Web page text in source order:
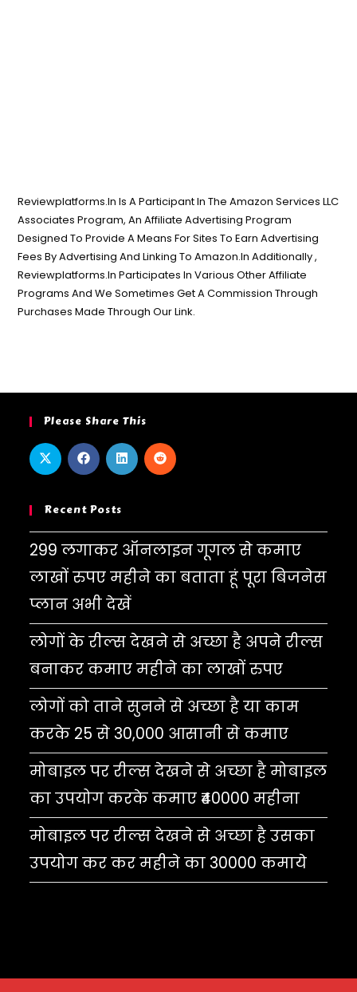
Reviewplatforms.In Is A Participant In The Amazon Services LLC
Associates Program, An Affiliate Advertising Program
Designed To Provide A Means For Sites To Earn Advertising
Fees By Advertising And Linking To Amazon.In Additionally ,
Reviewplatforms.In Participates In Various Other Affiliate
Programs And We Sometimes Get A Commission Through
Purchases Made Through Our Link.
Please Share This
Recent Posts
299 लगाकर ऑनलाइन गूगल से कमाए
लाखों रुपए महीने का बताता हूं पूरा बिजनेस
प्लान अभी देखें
लोगों के रील्स देखने से अच्छा है अपने रील्स
बनाकर कमाए महीने का लाखों रुपए
लोगों को ताने सुनने से अच्छा है या काम
करके 25 से 30,000 आसानी से कमाए
मोबाइल पर रील्स देखने से अच्छा है मोबाइल
का उपयोग करके कमाए ₹40000 महीना
मोबाइल पर रील्स देखने से अच्छा है उसका
उपयोग कर कर महीने का 30000 कमाये